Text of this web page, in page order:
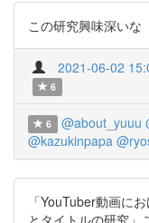
この研究興味深いな
2021-06-02
6
6 @about_yuuu
@kazukinpapa
「YouTuber動画に
とタイトルの研究」